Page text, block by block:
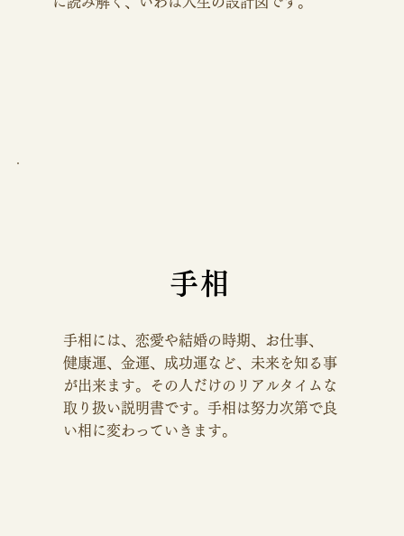
手相
手相には、恋愛や結婚の時期、お仕事、
健康運、金運、成功運など、未来を知る事
が出来ます。その人だけのリアルタイムな
取り扱い説明書です。手相は努力次第で良
い相に変わっていきます。